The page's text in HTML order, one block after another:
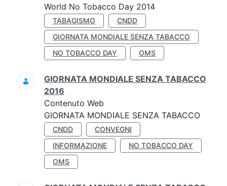
World No Tobacco Day 2014
TABAGISMO
CNDD
GIORNATA MONDIALE SENZA TABACCO
NO TOBACCO DAY
OMS
GIORNATA MONDIALE SENZA TABACCO
2016
Contenuto Web
GIORNATA MONDIALE SENZA TABACCO
CNDD
CONVEGNI
INFORMAZIONE
NO TOBACCO DAY
OMS